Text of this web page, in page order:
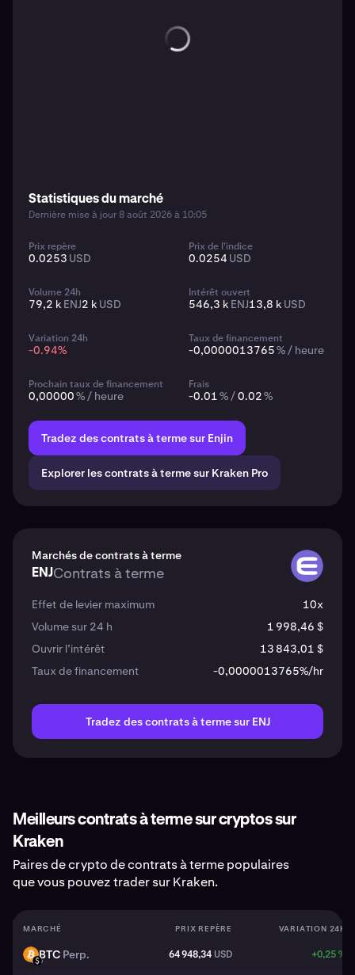
Statistiques du marché
Dernière mise à jour 8 août 2026 à 10:05
Prix repère
0.0253 USD
Prix de l'indice
0.0254 USD
Volume 24h
79,2 k ENJ2 k USD
Intérêt ouvert
546,3 k ENJ13,8 k USD
Variation 24h
-0.94%
Taux de financement
-0,0000013765% / heure
Prochain taux de financement
0,00000% / heure
Frais
-0.01% /0.02%
Tradez des contrats à terme sur Enjin
Explorer les contrats à terme sur Kraken Pro
Marchés de contrats à terme
ENJContrats à terme ENJ
Effet de levier maximum
10x
Volume sur 24 h
1 998,46 $
Ouvrir l’intérêt
13 843,01 $
Taux de financement
-0,0000013765%/hr
Tradez des contrats à terme sur ENJ
Meilleurs contrats à terme sur cryptos sur
Kraken
Paires de crypto de contrats à terme populaires
que vous pouvez trader sur Kraken.
MARCHÉ PRIX REPÈRE VARIATION 24H
BTC
USDBTC Perp. 64 948,34 USD +0,25 %